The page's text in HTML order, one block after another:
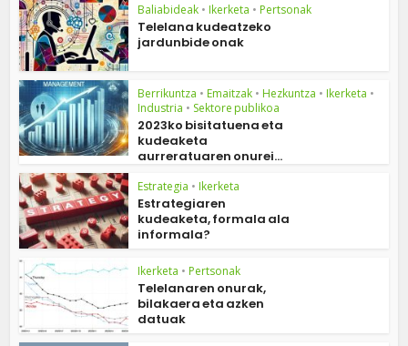
Baliabideak • Ikerketa • Pertsonak
Telelana kudeatzeko
jardunbide onak
Berrikuntza • Emaitzak • Hezkuntza • Ikerketa •
Industria • Sektore publikoa
2023ko bisitatuena eta
kudeaketa
aurreratuaren onurei...
Estrategia • Ikerketa
Estrategiaren
kudeaketa, formala ala
informala?
Ikerketa • Pertsonak
Telelanaren onurak,
bilakaera eta azken
datuak